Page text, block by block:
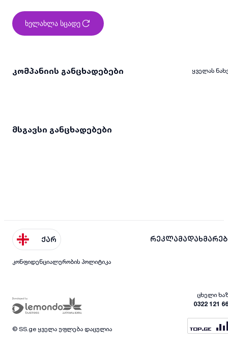
ხელახლა სცადე
კომპანიის განცხადებები ყველას
მსგავსი განცხადებები
ქარ რეკლამა
კონფიდენციალურობის პოლიტიკა
ცხელი
0322 121
© SS.ge ყველა უფლება დაცულია